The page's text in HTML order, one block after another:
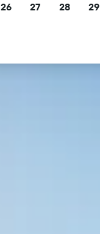
26 27 28 29